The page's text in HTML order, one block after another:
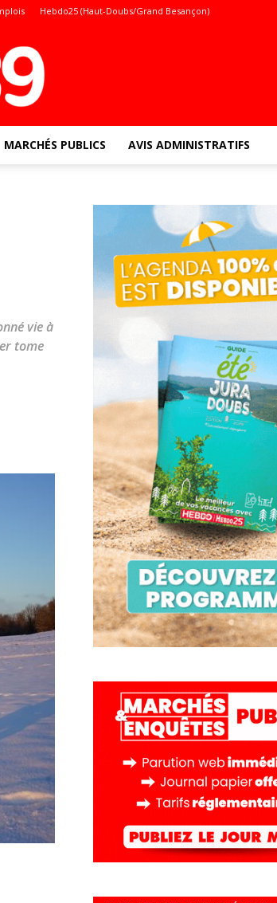
Hebdo25 (Haut-Doubs/Grand Besançon)
MARCHÉS PUBLICS AVIS ADMINISTRATIFS
vie à
tome